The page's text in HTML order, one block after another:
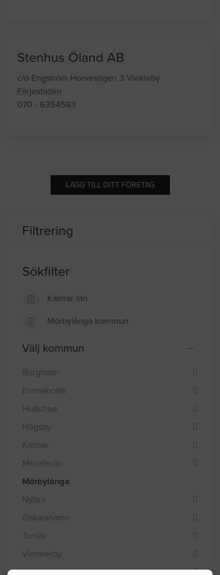
Stenhus Öland AB
c/o Engström Horvestigen 3 Viekleby
Färjestaden
070 - 6354583
LÄGG TILL DITT FÖRETAG
Filtrering
Sökfilter
Kalmar län
Mörbylånga kommun
Välj kommun
Borgholm
Emmaboda
Hultsfred
Högsby
Kalmar
Mönsterås
Mörbylånga
Nybro
Oskarshamn
Torsås
Vimmerby
Västervik